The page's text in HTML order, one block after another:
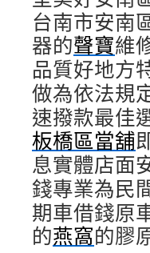
台南市安南
器的聲寶維
品質好地方
做為依法規
速撥款最佳
板橋區當舖
息實體店面
錢專業為民
期車借錢原
的燕窩的膠